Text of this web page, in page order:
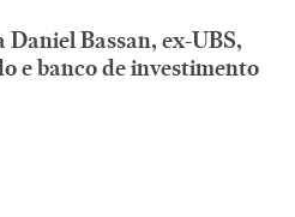
Bassan, ex-UBS,
e banco de investimento